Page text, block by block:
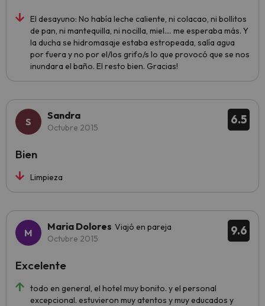
El desayuno: No había leche caliente, ni colacao, ni bollitos
de pan, ni mantequilla, ni nocilla, miel.... me esperaba más. Y
la ducha se hidromasaje estaba estropeada, salía agua
por fuera y no por el/los grifo/s lo que provocó que se nos
inundara el baño. El resto bien. Gracias!
6.5
Sandra
Octubre 2015
Limpieza
Bien
9.6
Maria Dolores Viajó en pareja
Octubre 2015
todo en general, el hotel muy bonito. y el personal
excepcional. estuvieron muy atentos y muy educados y
Excelente